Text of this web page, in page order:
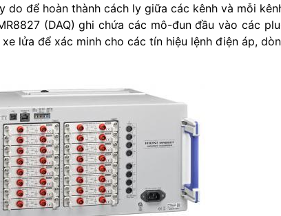
để hoàn thành cách ly giữa các kênh và mỗi
(DAQ) ghi chứa các mô-đun đầu vào các
lửa để xác minh cho các tín hiệu lệnh điện áp,